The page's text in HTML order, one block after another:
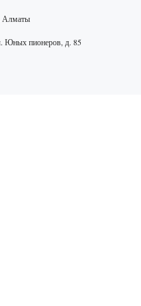
Алматы
Юных пионеров, д. 85